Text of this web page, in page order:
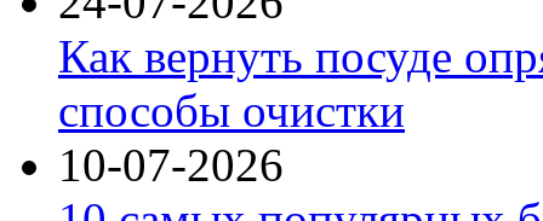
Как вернуть посуде
способы очистки
10-07-2026